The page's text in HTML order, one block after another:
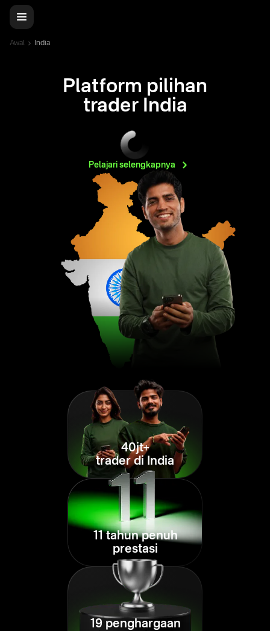
Awal India
Platform pilihan
trader India
Pelajari selengkapnya
40jt+
trader di India
11 tahun penuh
prestasi
19 penghargaan